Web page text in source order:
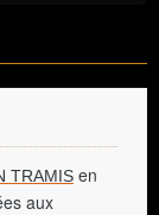
TRAMIS en
aux